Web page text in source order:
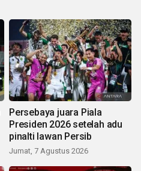
Persebaya juara Piala
Presiden 2026 setelah adu
pinalti lawan Persib
Jumat, 7 Agustus 2026